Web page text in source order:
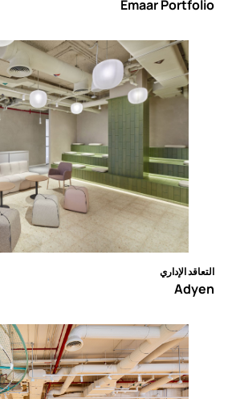
Emaar Portfolio
التعاقد الإداري
Adyen